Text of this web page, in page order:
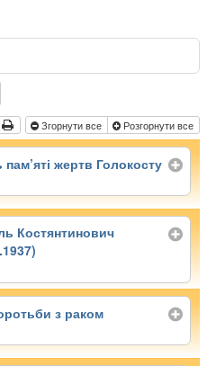
Згорнути все Розгорнути все
жертв Голокосту
Костянтинович
з раком